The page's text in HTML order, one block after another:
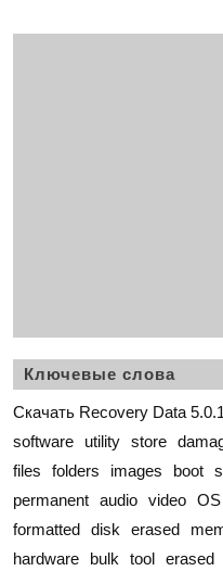
Ключевые слова
Скачать Recovery Data
software
utility store
files
folders images boot
permanent audio video OS
formatted disk erased
hardware
bulk tool erased